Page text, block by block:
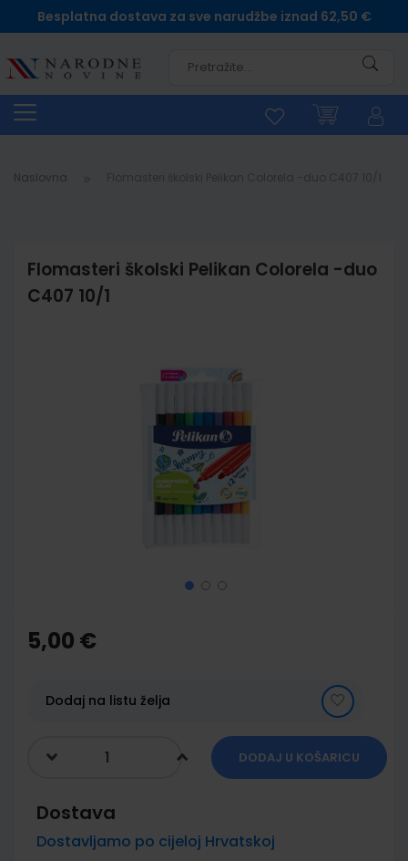
Besplatna dostava za sve narudžbe iznad 62,50 €
Naslovna
Flomasteri školski Pelikan Colorela -duo
C407 10/1
the
beginning
gallery
5,00 €
Dodaj na listu želja
DODAJ U KOŠARICU
Dostava
Dostavljamo po cijeloj Hrvatskoj